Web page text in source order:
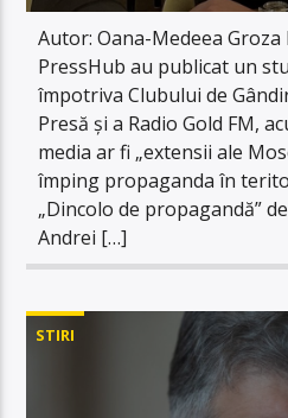
Autor: Oana-Medeea Groza
PressHub au publicat un
împotriva Clubului de
Presă și a Radio Gold FM,
media ar fi „extensii ale
împing propaganda în
„Dincolo de propagandă”
Andrei […]
STIRI